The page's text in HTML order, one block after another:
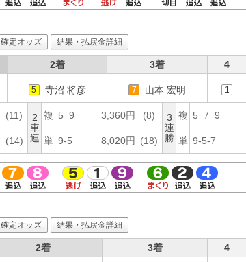
確定オッズ 結果・払戻金詳細
2着 3着 4
5 寺沼 将彦 7 山本 宏明 1
(11)
2
車
連
複 5=9 3,360円 (8)
3
連
勝
複 5=7=9
(14) 単 9-5 8,020円 (18) 単 9-5-7
確定オッズ 結果・払戻金詳細
2着 3着 4